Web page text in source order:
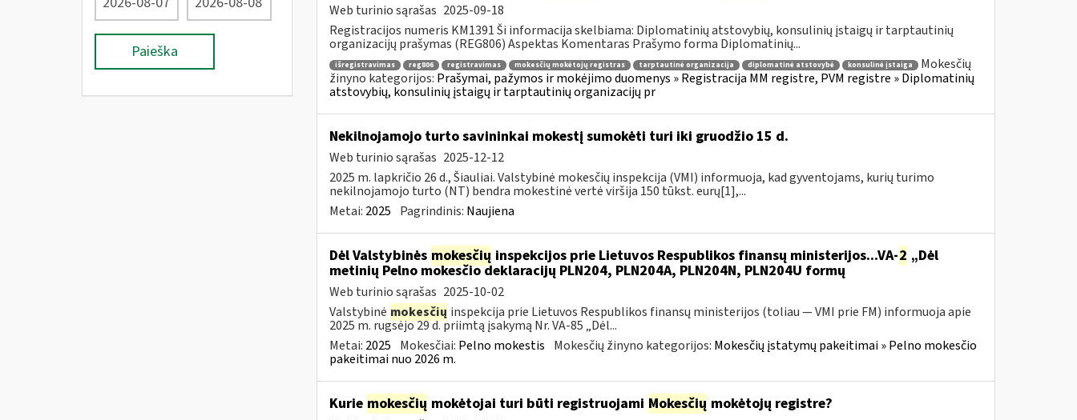
Paieška
Web turinio sąrašas 2025-09-18
Registracijos numeris KM1391 Ši informacija skelbiama: Diplomatinių atstovybių, konsulinių įstaigų ir tarptautinių
organizacijų prašymas (REG806) Aspektas Komentaras Prašymo forma Diplomatinių...
išregistravimas reg806 registravimas mokesčių mokėtojų registras tarptautinė organizacija diplomatinė atstovybė konsulinė įstaiga
Mokesčių
žinyno kategorijos: Prašymai, pažymos ir mokėjimo duomenys » Registracija MM registre, PVM registre » Diplomatinių
atstovybių, konsulinių įstaigų ir tarptautinių organizacijų pr
Nekilnojamojo turto savininkai mokestį sumokėti turi iki gruodžio 15 d.
Web turinio sąrašas 2025-12-12
2025 m. lapkričio 26 d., Šiauliai. Valstybinė mokesčių inspekcija (VMI) informuoja, kad gyventojams, kurių turimo
nekilnojamojo turto (NT) bendra mokestinė vertė viršija 150 tūkst. eurų[1],...
Metai: 2025 Pagrindinis: Naujiena
Dėl Valstybinės mokesčių inspekcijos prie Lietuvos Respublikos finansų ministerijos...VA-2 „Dėl
metinių Pelno mokesčio deklaracijų PLN204, PLN204A, PLN204N, PLN204U formų
Web turinio sąrašas 2025-10-02
Valstybinė mokesčių inspekcija prie Lietuvos Respublikos finansų ministerijos (toliau — VMI prie FM) informuoja apie
2025 m. rugsėjo 29 d. priimtą įsakymą Nr. VA-85 „Dėl...
Metai: 2025 Mokesčiai: Pelno mokestis Mokesčių žinyno kategorijos: Mokesčių įstatymų pakeitimai » Pelno mokesčio
pakeitimai nuo 2026 m.
Kurie mokesčių mokėtojai turi būti registruojami Mokesčių mokėtojų registre?